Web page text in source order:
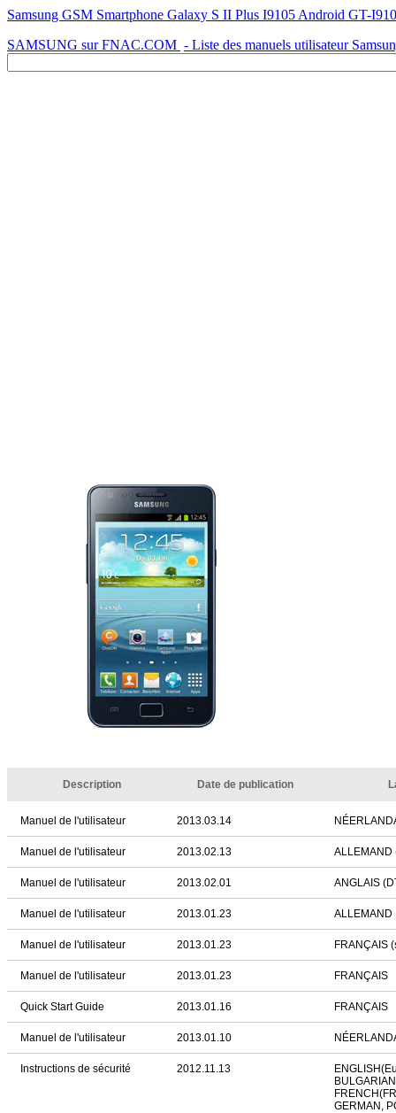
Samsung GSM Smartphone Galaxy S II Plus I9105 Android GT-
SAMSUNG sur FNAC.COM - Liste des manuels utilisateur
Description Date de publication
Manuel de l'utilisateur 2013.03.14
Manuel de l'utilisateur 2013.02.13 ALLEMAND
Manuel de l'utilisateur 2013.02.01 ANGLAIS
Manuel de l'utilisateur 2013.01.23 ALLEMAND
Manuel de l'utilisateur 2013.01.23 FRANÇAIS
Manuel de l'utilisateur 2013.01.23 FRANÇAIS
Quick Start Guide 2013.01.16 FRANÇAIS
Manuel de l'utilisateur 2013.01.10
Instructions de sécurité 2012.11.13
GERMAN,